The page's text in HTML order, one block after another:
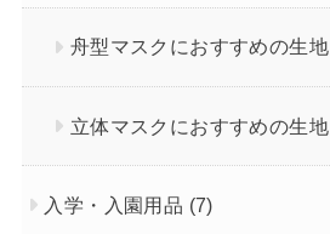
舟型マスクにおすすめの生地
立体マスクにおすすめの生地
入学・入園用品 (7)